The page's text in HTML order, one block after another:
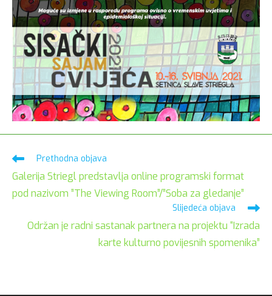
Pročitaj
više
članaka
Prethodna objava
Galerija Striegl predstavlja online programski format
pod nazivom ”The Viewing Room”/”Soba za gledanje”
Slijedeća objava
Održan je radni sastanak partnera na projektu “Izrada
karte kulturno povijesnih spomenika”